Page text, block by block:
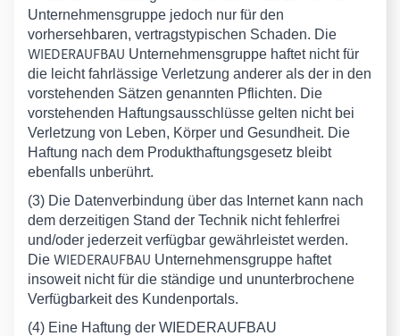
Unternehmensgruppe jedoch nur für den
vorhersehbaren, vertragstypischen Schaden. Die
WIEDERAUFBAU Unternehmensgruppe haftet nicht für
die leicht fahrlässige Verletzung anderer als der in den
vorstehenden Sätzen genannten Pflichten. Die
vorstehenden Haftungsausschlüsse gelten nicht bei
Verletzung von Leben, Körper und Gesundheit. Die
Haftung nach dem Produkthaftungsgesetz bleibt
ebenfalls unberührt.
(3) Die Datenverbindung über das Internet kann nach
dem derzeitigen Stand der Technik nicht fehlerfrei
und/oder jederzeit verfügbar gewährleistet werden.
Die WIEDERAUFBAU Unternehmensgruppe haftet
insoweit nicht für die ständige und ununterbrochene
Verfügbarkeit des Kundenportals.
(4) Eine Haftung der WIEDERAUFBAU